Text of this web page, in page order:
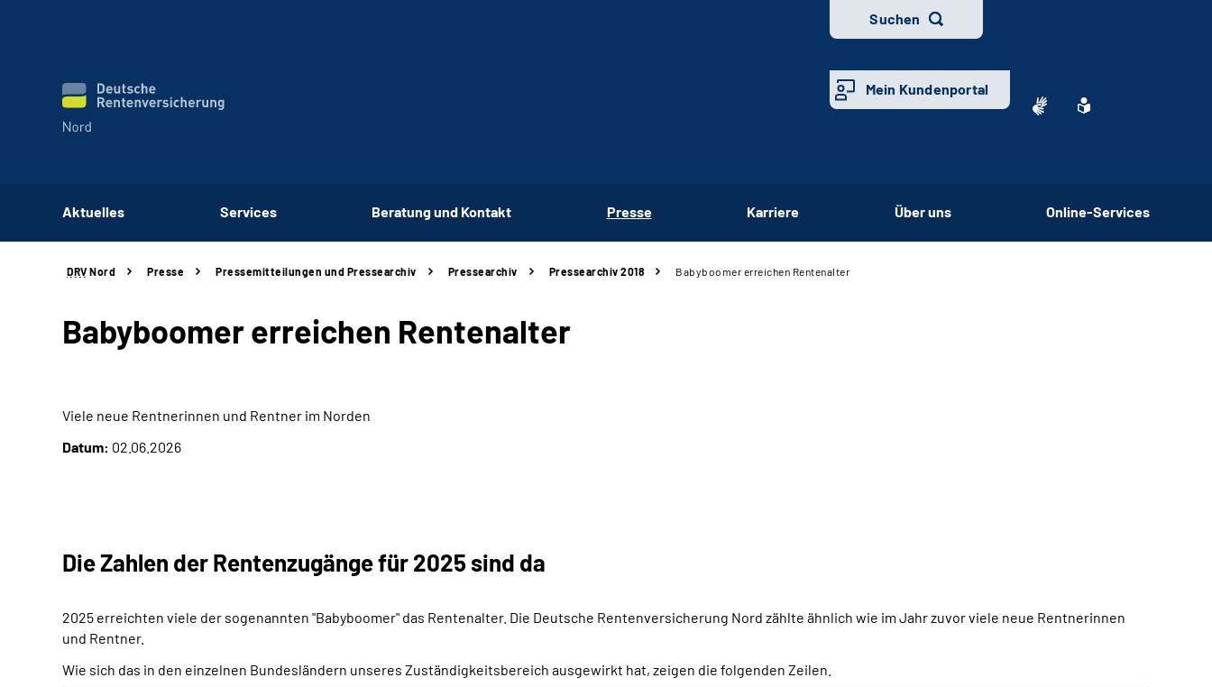
Suchen
Mein Kundenportal
Aktuelles Services Beratung und Kontakt Presse Karriere Über uns Online-Services
DRV Nord Presse Pressemitteilungen und Pressearchiv Pressearchiv Pressearchiv 2018 Babyboomer erreichen Rentenalter
Babyboomer erreichen Rentenalter
Viele neue Rentnerinnen und Rentner im Norden
Datum: 02.06.2026
Die Zahlen der Rentenzugänge für 2025 sind da
2025 erreichten viele der sogenannten "Babyboomer" das Rentenalter. Die Deutsche Rentenversicherung Nord zählte ähnlich wie im Jahr zuvor viele neue Rentnerinnen
und Rentner.
Wie sich das in den einzelnen Bundesländern unseres Zuständigkeitsbereich ausgewirkt hat, zeigen die folgenden Zeilen.